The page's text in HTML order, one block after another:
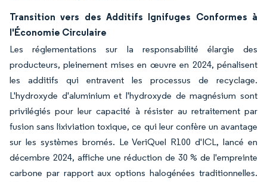
Transition vers des Additifs Ignifuges Conformes à
l'Économie Circulaire
Les réglementations sur la responsabilité élargie des
producteurs, pleinement mises en œuvre en 2024, pénalisent
les additifs qui entravent les processus de recyclage.
L'hydroxyde d'aluminium et l'hydroxyde de magnésium sont
privilégiés pour leur capacité à résister au retraitement par
fusion sans lixiviation toxique, ce qui leur confère un avantage
sur les systèmes bromés. Le VeriQuel R100 d'ICL, lancé en
décembre 2024, affiche une réduction de 30 % de l'empreinte
carbone par rapport aux options halogénées traditionnelles.